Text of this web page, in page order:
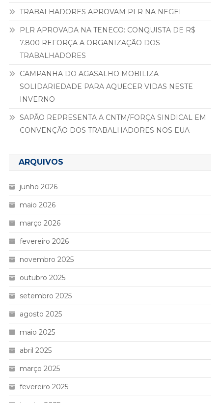
TRABALHADORES APROVAM PLR NA NEGEL
PLR APROVADA NA TENECO: CONQUISTA DE R$
7.800 REFORÇA A ORGANIZAÇÃO DOS
TRABALHADORES
CAMPANHA DO AGASALHO MOBILIZA
SOLIDARIEDADE PARA AQUECER VIDAS NESTE
INVERNO
SAPÃO REPRESENTA A CNTM/FORÇA SINDICAL EM
CONVENÇÃO DOS TRABALHADORES NOS EUA
ARQUIVOS
junho 2026
maio 2026
março 2026
fevereiro 2026
novembro 2025
outubro 2025
setembro 2025
agosto 2025
maio 2025
abril 2025
março 2025
fevereiro 2025